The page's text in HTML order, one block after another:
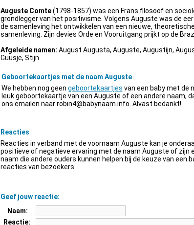
Auguste Comte(1798-1857) was een Frans filosoof en
grondlegger van het positivisme. Volgens Auguste was de
de samenleving het ontwikkelen van een nieuwe,
samenleving. Zijn devies Orde en Vooruitgang prijkt op de
Afgeleide namen: August Augusta, Auguste, Augustijn,
Guusje, Stijn
Geboortekaartjes met de naam Auguste
We hebben nog geen geboortekaartjes van een baby met de
leuk geboortekaartje van een Auguste of een andere naam,
ons emailen naarrobin4@babynaam.info . Alvast bedankt!
Reacties
Reacties in verband met de voornaam Auguste kan je
positieve of negatieve ervaring met de naam Auguste of zijn
naam die andere ouders kunnen helpen bij de keuze van een
reacties van bezoekers.
Geef jouw reactie:
Naam:
Reactie: